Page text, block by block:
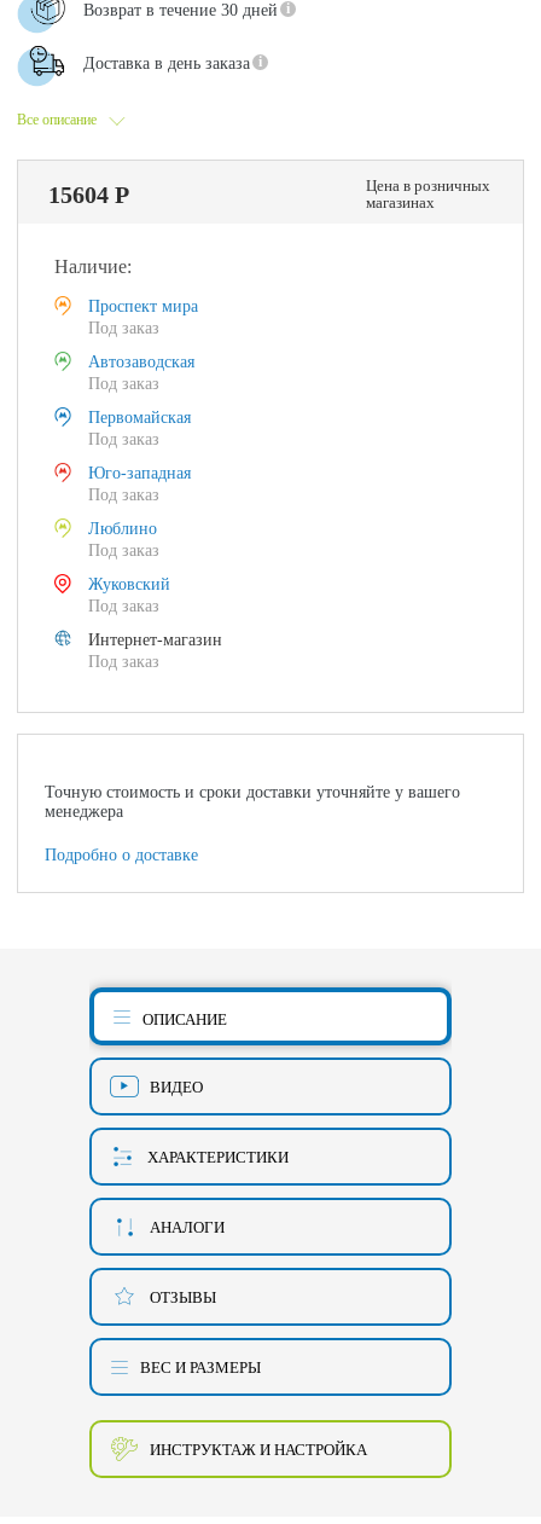
Все описание
Возврат в течение 30 дней
Доставка в день заказа
15604 Р
Цена в розничных
магазинах
Наличие:
Проспект мира
Под заказ
Автозаводская
Под заказ
Первомайская
Под заказ
Юго-западная
Под заказ
Люблино
Под заказ
Жуковский
Под заказ
Интернет-магазин
Под заказ
Точную стоимость и сроки доставки уточняйте у вашего
менеджера
Подробно о доставке
ОПИСАНИЕ
ВИДЕО
ХАРАКТЕРИСТИКИ
АНАЛОГИ
ОТЗЫВЫ
ВЕС И РАЗМЕРЫ
ИНСТРУКТАЖ И НАСТРОЙКА